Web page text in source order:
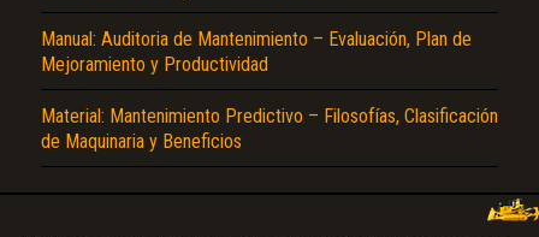
Manual: Auditoria de Mantenimiento – Evaluación, Plan de
Mejoramiento y Productividad
Material: Mantenimiento Predictivo – Filosofías, Clasificación
de Maquinaria y Beneficios